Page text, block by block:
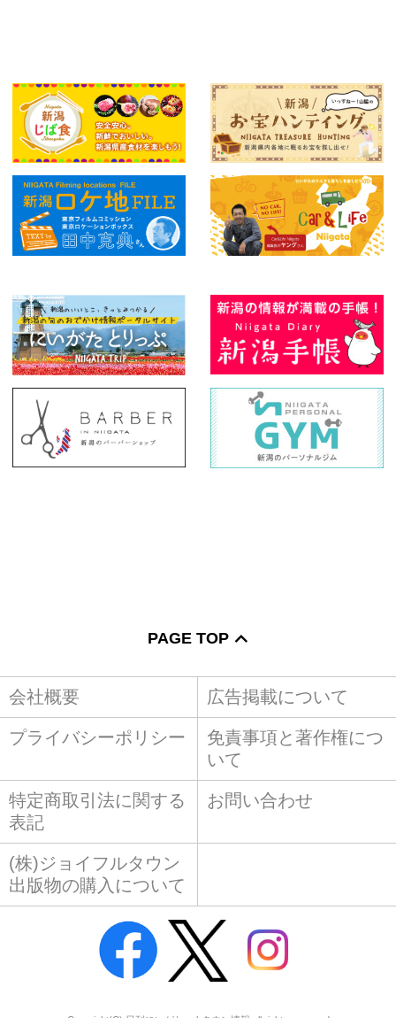
PAGE TOP
会社概要 広告掲載について
プライバシーポリシー
免責事項と著作権につ
いて
特定商取引法に関する
表記
お問い合わせ
(株)ジョイフルタウン
出版物の購入について